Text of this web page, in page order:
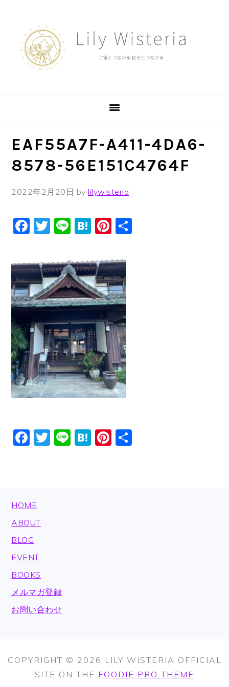
primary
navigation
content
EAF55A7F-A411-4DA6-
8578-56E151C4764F
2022年2月20日 bylilywisteria
Facebook
Twitter
LineHatena
Pinterest
Facebook
Twitter
LineHatena
Pinterest
FOOTER
HOME
ABOUT
BLOG
EVENT
BOOKS
メルマガ登録
お問い合わせ
COPYRIGHT © 2026 LILY WISTERIA OFFICIAL
SITE ON THE FOODIE PRO THEME